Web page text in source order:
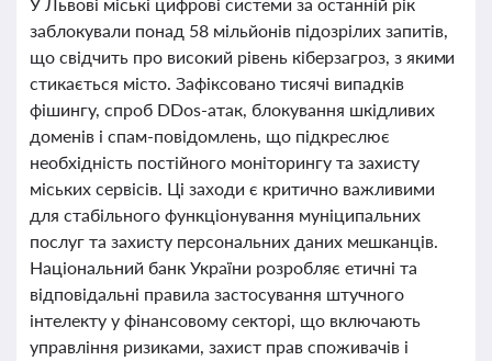
заблокували понад 58 мільйонів підозрілих запитів,
що свідчить про високий рівень кіберзагроз, з якими
стикається місто. Зафіксовано тисячі випадків
фішингу, спроб DDos-атак, блокування шкідливих
доменів і спам-повідомлень, що підкреслює
необхідність постійного моніторингу та захисту
міських сервісів. Ці заходи є критично важливими
для стабільного функціонування муніципальних
послуг та захисту персональних даних мешканців.
Національний банк України розробляє етичні та
відповідальні правила застосування штучного
інтелекту у фінансовому секторі, що включають
управління ризиками, захист прав споживачів і